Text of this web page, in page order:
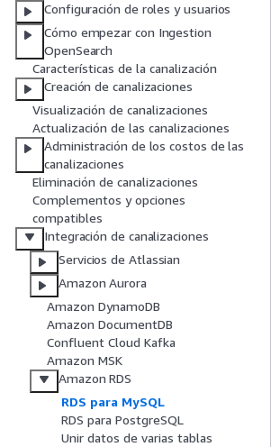
Configuración de roles y usuarios
Cómo empezar con Ingestion
OpenSearch
Características de la canalización
Creación de canalizaciones
Visualización de canalizaciones
Actualización de las canalizaciones
Administración de los costos de las
canalizaciones
Eliminación de canalizaciones
Complementos y opciones
compatibles
Integración de canalizaciones
Servicios de Atlassian
Amazon Aurora
Amazon DynamoDB
Amazon DocumentDB
Confluent Cloud Kafka
Amazon MSK
Amazon RDS
RDS para MySQL
RDS para PostgreSQL
Unir datos de varias tablas